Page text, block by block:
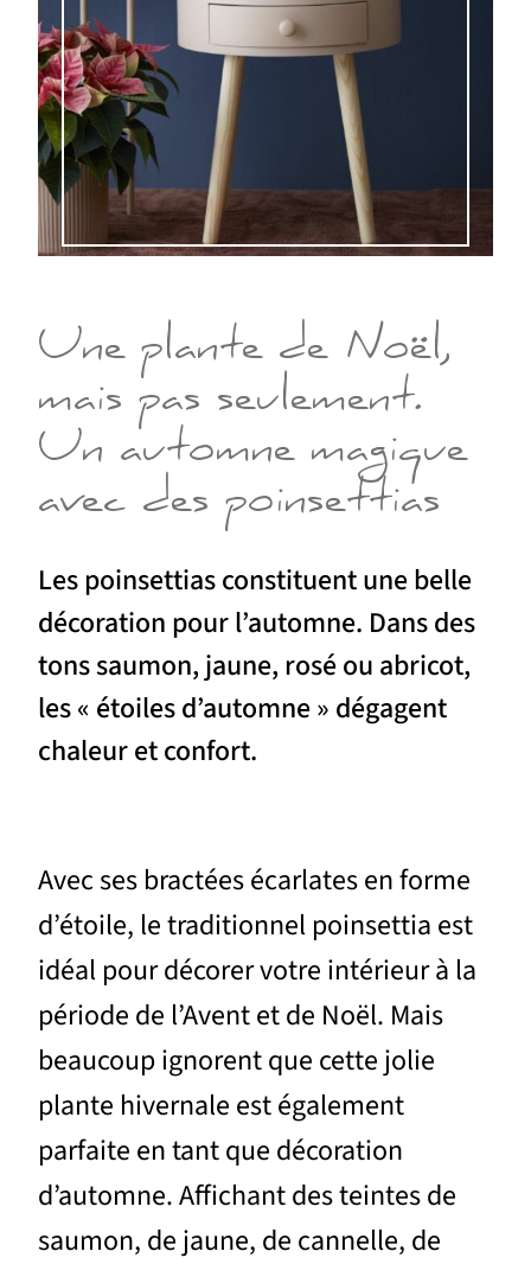
Une plante de Noël,
mais pas seulement.
Un automne magique
avec des poinsettias
Les poinsettias constituent une belle
décoration pour l’automne. Dans des
tons saumon, jaune, rosé ou abricot,
les « étoiles d’automne » dégagent
chaleur et confort.
Avec ses bractées écarlates en forme
d’étoile, le traditionnel poinsettia est
idéal pour décorer votre intérieur à la
période de l’Avent et de Noël. Mais
beaucoup ignorent que cette jolie
plante hivernale est également
parfaite en tant que décoration
d’automne. Affichant des teintes de
saumon, de jaune, de cannelle, de